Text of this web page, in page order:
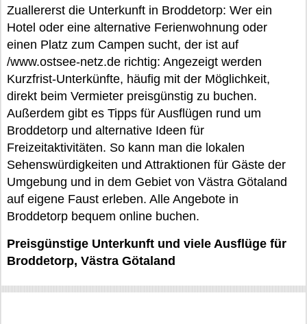
Zuallererst die Unterkunft in Broddetorp: Wer ein
Hotel oder eine alternative Ferienwohnung oder
einen Platz zum Campen sucht, der ist auf
/www.ostsee-netz.de richtig: Angezeigt werden
Kurzfrist-Unterkünfte, häufig mit der Möglichkeit,
direkt beim Vermieter preisgünstig zu buchen.
Außerdem gibt es Tipps für Ausflügen rund um
Broddetorp und alternative Ideen für
Freizeitaktivitäten. So kann man die lokalen
Sehenswürdigkeiten und Attraktionen für Gäste der
Umgebung und in dem Gebiet von Västra Götaland
auf eigene Faust erleben. Alle Angebote in
Broddetorp bequem online buchen.
Preisgünstige Unterkunft und viele Ausflüge für
Broddetorp, Västra Götaland